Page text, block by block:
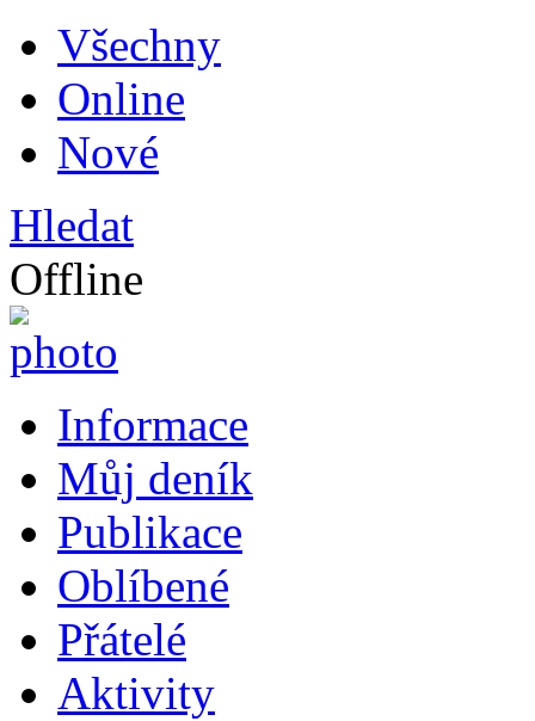
Všechny
Online
Nové
Hledat
Offline
Informace
Můj deník
Publikace
Oblíbené
Přátelé
Aktivity